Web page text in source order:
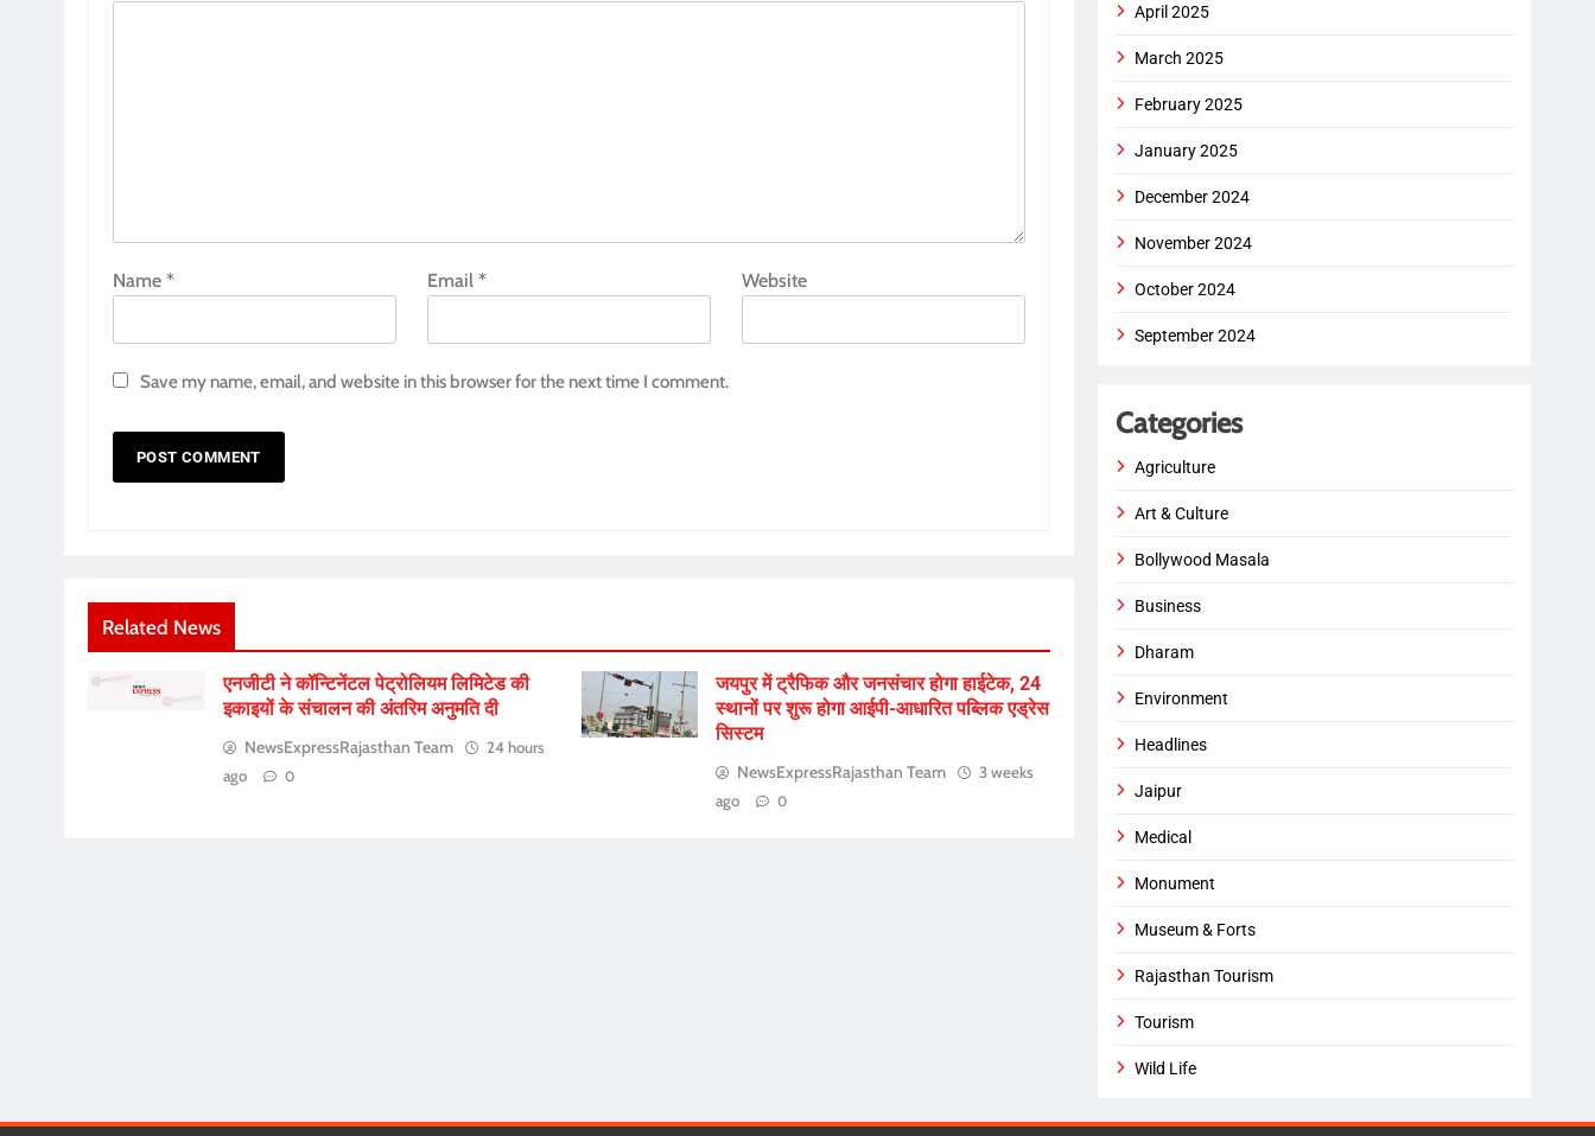
Name * Email* Website
Save my name, email, and website in this browser for the next time I comment.
Related News
एनजीटी ने कॉन्टिनेंटल पेट्रोलियम लिमिटेड की
इकाइयों के संचालन की अंतरिम अनुमति दी
NewsExpressRajasthan Team
24 hours
ago
0
जयपुर में ट्रैफिक और जनसंचार होगा हाईटेक, 24
स्थानों पर शुरू होगा आईपी-आधारित पब्लिक एड्रेस
सिस्टम
NewsExpressRajasthan Team
3 weeks
ago
0
April 2025
March 2025
February 2025
January 2025
December 2024
November 2024
October 2024
September 2024
Categories
Agriculture
Art & Culture
Bollywood Masala
Business
Dharam
Environment
Headlines
Jaipur
Medical
Monument
Museum & Forts
Rajasthan Tourism
Tourism
Wild Life